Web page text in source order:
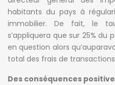
habitants du pays à
immobilier. De fait, le
s’appliquera que sur 25% du
en question alors
total des frais de
Des conséquences